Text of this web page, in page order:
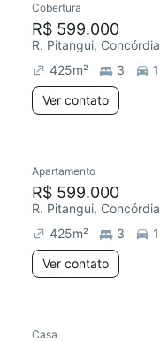
Cobertura
R$ 599.000
R. Pitangui, Concórdia
425m² 3
1
Ver contato
Apartamento
R$ 599.000
R. Pitangui, Concórdia
425m² 3
1
Ver contato
Casa